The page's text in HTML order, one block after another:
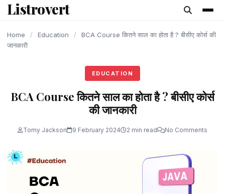
content
Listrovert
Home / Education /
BCA Course कितने साल का होता है ? बीसीए कोर्स की
जानकारी
EDUCATION
BCA Course कितने साल का होता है ? बीसीए कोर्स
की जानकारी
Tomy Jackson 9 February 2024 2 min read No Comments